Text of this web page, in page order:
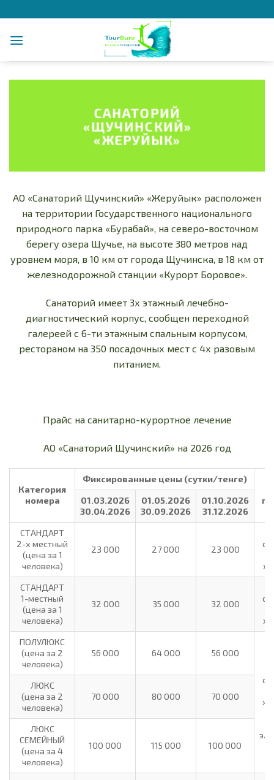
to
content
САНАТОРИЙ
«ЩУЧИНСКИЙ»
«ЖЕРУЙЫК»
АО «Санаторий Щучинский» «Жеруйык» расположен
на территории Государственного национального
природного парка «Бурабай», на северо-восточном
берегу озера Щучье, на высоте 380 метров над
уровнем моря, в 10 км от города Щучинска, в 18 км от
железнодорожной станции «Курорт Боровое».
Санаторий имеет 3х этажный лечебно-
диагностический корпус, сообщен переходной
галереей с 6-ти этажным спальным корпусом,
рестораном на 350 посадочных мест с 4х разовым
питанием.
Прайс на санитарно-курортное лечение
АО «Санаторий Щучинский» на 2026 год
Категория
номера
Фиксированные цены (сутки/тенге)
01.03.2026
30.04.2026
01.05.2026
30.09.2026
01.10.2026
31.12.2026
СТАНДАРТ
2-х местный
(цена за 1
человека)
23 000 27 000 23 000
СТАНДАРТ
1-местный
(цена за 1
человека)
32 000 35 000 32 000
ПОЛУЛЮКС
(цена за 2
человека)
56 000 64 000
56 000
ЛЮКС
(цена за 2
человека)
70 000 80 000 70 000
ЛЮКС
СЕМЕЙНЫЙ
(цена за 4
человека)
100 000 115 000 100 000